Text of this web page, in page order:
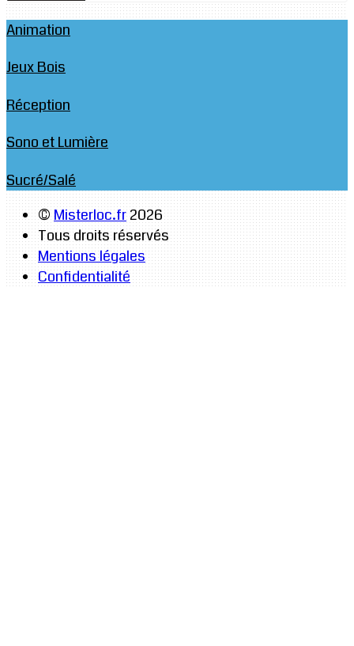
Animation
Jeux Bois
Réception
Sono et Lumière
Sucré/Salé
©Misterloc.fr2026
Tous droits réservés
Mentions légales
Confidentialité